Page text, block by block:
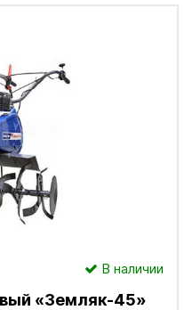
В наличии
«Земляк-45»